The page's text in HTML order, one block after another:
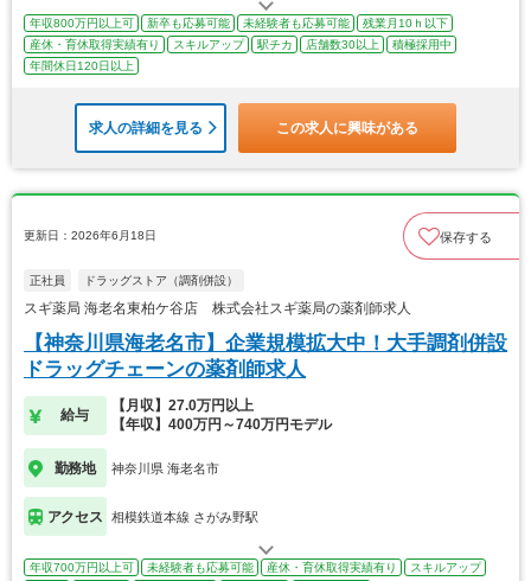
年収800万円以上可 新卒も応募可能 未経験者も応募可能
残業月10ｈ以下
産休・育休取得実績有り
スキルアップ 駅チカ 店舗数30以上
積極採用中
年間休日120日以上
求人の詳細を見る この求人に興味がある
更新日：2026年6月18日 保存する
正社員 ドラッグストア（調剤併設）
スギ薬局 海老名東柏ケ谷店 株式会社スギ薬局の薬剤師求人
【神奈川県海老名市】企業規模拡大中！大手調剤併設
ドラッグチェーンの薬剤師求人
給与
【月収】27.0万円以上
【年収】400万円～740万円モデル
勤務地 神奈川県 海老名市
アクセス 相模鉄道本線 さがみ野駅
年収700万円以上可 未経験者も応募可能 産休・育休取得実績有り
スキルアップ